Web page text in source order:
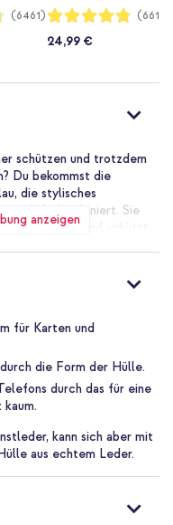
(6461) Plus - Rot
Bewertung:
96%
(6612)
24,99 €
anzeigen
schützen und trotzdem
Du bekommst die
die stylisches
kombiniert. Sie
und schützt
und einem Fach für
immer dabei
befestigen
sicher geschlossen und
für Karten und
die Form der Hülle.
durch das für eine
kann sich aber mit
aus echtem Leder.